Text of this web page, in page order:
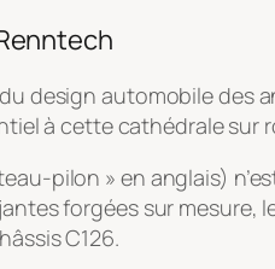
design automobile
à cette cathédrale sur
pilon » en anglais)
forgées sur mesure,
C126.